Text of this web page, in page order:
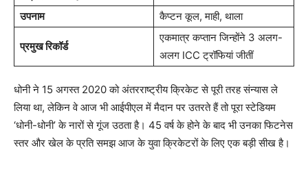
उपनाम
कैप्टन कूल, माही, थाला
प्रमुख रिकॉर्ड
एकमात्र कप्तान जिन्होंने 3 अलग-
अलग ICC ट्रॉफियां जीतीं
धोनी ने 15 अगस्त 2020 को अंतरराष्ट्रीय क्रिकेट से पूरी तरह संन्यास ले
लिया था, लेकिन वे आज भी आईपीएल में मैदान पर उतरते हैं तो पूरा स्टेडियम
‘धोनी-धोनी’ के नारों से गूंज उठता है। 45 वर्ष के होने के बाद भी उनका फिटनेस
स्तर और खेल के प्रति समझ आज के युवा क्रिकेटरों के लिए एक बड़ी सीख है।